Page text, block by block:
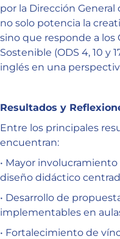
por la Dirección
no solo potencia la
sino que responde a los
Sostenible (ODS 4, 10 y
inglés en una
Resultados y
Entre los principales
encuentran:
• Mayor
diseño didáctico
• Desarrollo de
implementables en
• Fortalecimiento de